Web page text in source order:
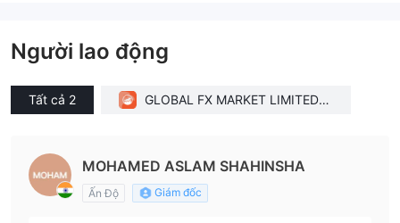
Người lao động
Tất cả 2
GLOBAL FX MARKET LIMITED(U
MOHAMED ASLAM SHAHINSHA
Ấn Độ Giám đốc